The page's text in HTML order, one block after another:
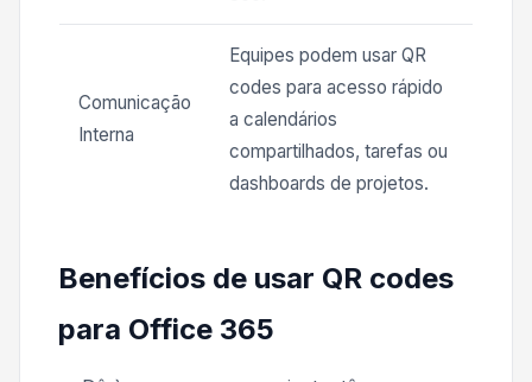
Comunicação
Interna
Equipes podem usar QR
codes para acesso rápido
a calendários
compartilhados, tarefas ou
dashboards de projetos.
Benefícios de usar QR codes
para Office 365